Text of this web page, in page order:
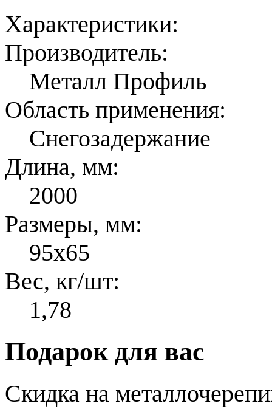
Характеристики:
Производитель:
Металл Профиль
Область применения:
Снегозадержание
Длина, мм:
2000
Размеры, мм:
95x65
Вес, кг/шт:
1,78
Подарок для вас
Скидка на